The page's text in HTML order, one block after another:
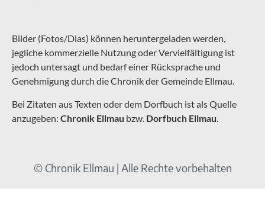
Bilder (Fotos/Dias) können heruntergeladen werden,
jegliche kommerzielle Nutzung oder Vervielfältigung ist
jedoch untersagt und bedarf einer Rücksprache und
Genehmigung durch die Chronik der Gemeinde Ellmau.
Bei Zitaten aus Texten oder dem Dorfbuch ist als Quelle
anzugeben: Chronik Ellmau bzw. Dorfbuch Ellmau
© Chronik Ellmau | Alle Rechte vorbehalten